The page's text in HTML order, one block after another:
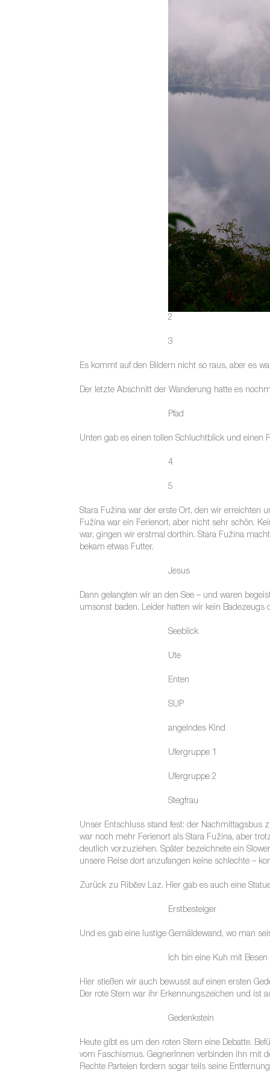
2
3
Es kommt auf den Bildern nicht so raus, aber es
Der letzte Abschnitt der Wanderung hatte es
Pfad
Unten gab es einen tollen Schluchtblick und einen
4
5
Stara Fužina war der erste Ort, den wir erreichten
Fužina war ein Ferienort, aber nicht sehr schön.
war, gingen wir erstmal dorthin. Stara Fužina
bekam etwas Futter.
Jesus
Dann gelangten wir an den See – und waren
umsonst baden. Leider hatten wir kein
Seeblick
Ute
Enten
SUP
angelndes Kind
Ufergruppe 1
Ufergruppe 2
Stegfrau
Unser Entschluss stand fest: der Nachmittagsbus
war noch mehr Ferienort als Stara Fužina, aber
deutlich vorzuziehen. Später bezeichnete ein
unsere Reise dort anzufangen keine schlechte –
Zurück zu Ribčev Laz. Hier gab es auch eine
Erstbesteiger
Und es gab eine lustige Gemäldewand, wo man
Ich bin eine Kuh mit Besen
Hier stießen wir auch bewusst auf einen ersten
Der rote Stern war ihr Erkennungszeichen und ist
Gedenkstein
Heute gibt es um den roten Stern eine Debatte.
vom Faschismus. GegnerInnen verbinden ihn mit
Rechte Parteien fordern sogar teils seine